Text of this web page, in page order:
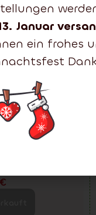
€
Januar
ein frohes